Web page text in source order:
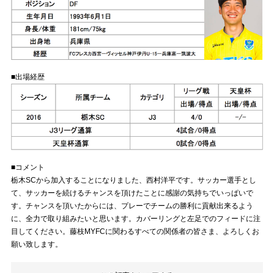
■出場経歴
■コメント
栃木SCから加入することになりました、西村洋平です。サッカー選手とし
て、サッカーを続けるチャンスを頂けたことに感謝の気持ちでいっぱいで
す。チャンスを頂いたからには、プレーでチームの勝利に貢献出来るよう
に、全力で取り組みたいと思います。カバーリングと左足でのフィードに注
目してください。藤枝MYFCに関わるすべての関係者の皆さま、よろしくお
願い致します。